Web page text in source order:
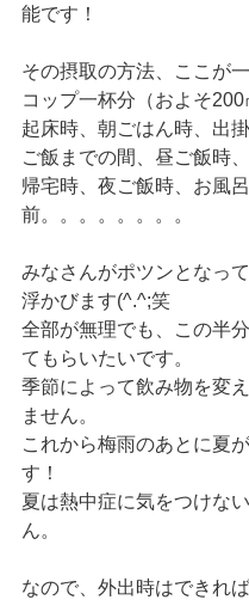
能です！
その摂取の方法、ここが一
コップ一杯分（およそ200
起床時、朝ごはん時、出
ご飯までの間、昼ご飯時
帰宅時、夜ご飯時、お風
前。。。。。。。。
みなさんがポツンとなっ
浮かびます(^.^;笑
全部が無理でも、この半
てもらいたいです。
季節によって飲み物を変
ません。
これから梅雨のあとに夏
す！
夏は熱中症に気をつけな
ん。
なので、外出時はできれ